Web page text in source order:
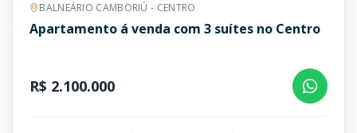
BALNEÁRIO CAMBORIÚ - CENTRO
Apartamento á venda com 3 suítes no Centro
R$ 2.100.000